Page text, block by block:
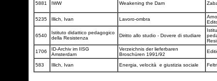
5881 IWW Weakening the Dam
5235 Illich, Ivan Lavoro-ombra
6540
Istituto didattico pedagogico
della Resistenza
Diritto allo studio - Dovere di studiare
1706
ID-Archiv im IISG
Amsterdam
Verzeichnis der lieferbaren
Broschüren 1991/92
583 Illich, Ivan Energia, velocità e giustizia sociale